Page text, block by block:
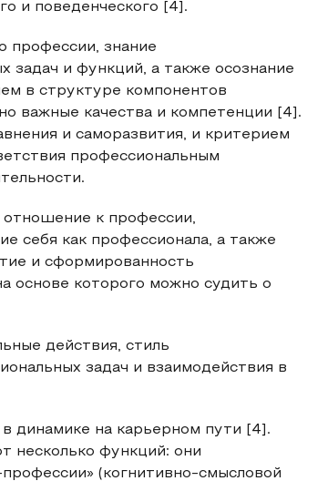
и поведенческого [4].
профессии, знание
задач и функций, а также осознание
в структуре компонентов
важные качества и компетенции [4].
и саморазвития, и критерием
профессиональным
к профессии,
себя как профессионала, а также
и сформированность
основе которого можно судить о
действия, стиль
задач и взаимодействия в
динамике на карьерном пути [4].
несколько функций: они
(когнитивно-смысловой